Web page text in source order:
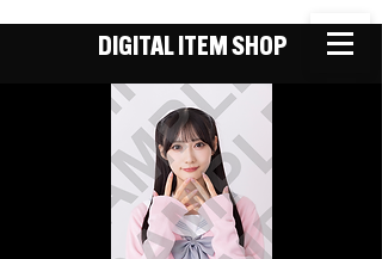
DIGITAL ITEM SHOP